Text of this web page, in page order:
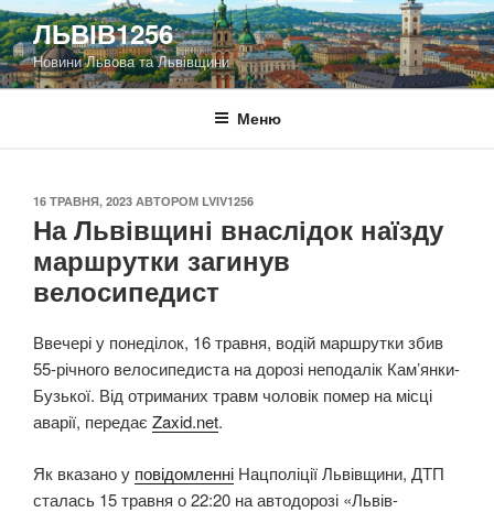
Перейти
до
вмісту
ЛЬВІВ1256
Новини Львова та Львівщини
Меню
ОПУБЛІКОВАНО
16 ТРАВНЯ, 2023 АВТОРОМ LVIV1256
На Львівщині внаслідок наїзду
маршрутки загинув
велосипедист
Ввечері у понеділок, 16 травня, водій маршрутки збив
55-річного велосипедиста на дорозі неподалік Кам’янки-
Бузької. Від отриманих травм чоловік помер на місці
аварії, передає Zaxid.net.
Як вказано у повідомленні Нацполіції Львівщини, ДТП
сталась 15 травня о 22:20 на автодорозі «Львів-